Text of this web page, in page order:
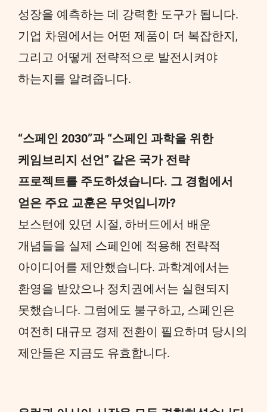
성장을 예측하는 데 강력한 도구가 됩니다.
기업 차원에서는 어떤 제품이 더 복잡한지,
그리고 어떻게 전략적으로 발전시켜야
하는지를 알려줍니다.
“스페인 2030”과 “스페인 과학을 위한
케임브리지 선언” 같은 국가 전략
프로젝트를 주도하셨습니다. 그 경험에서
얻은 주요 교훈은 무엇입니까?
보스턴에 있던 시절, 하버드에서 배운
개념들을 실제 스페인에 적용해 전략적
아이디어를 제안했습니다. 과학계에서는
환영을 받았으나 정치권에서는 실현되지
못했습니다. 그럼에도 불구하고, 스페인은
여전히 대규모 경제 전환이 필요하며 당시의
제안들은 지금도 유효합니다.